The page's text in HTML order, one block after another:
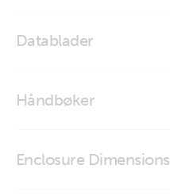
Datablader
Håndbøker
Enclosure Dimensions